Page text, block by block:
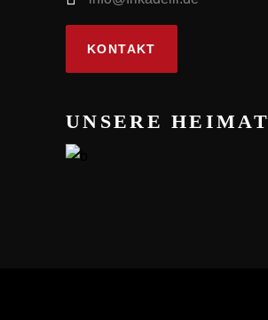
KONTAKT
UNSERE HEIMAT